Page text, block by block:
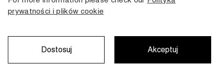
od poniedziałku do piątku
Karta stałego
Klienta
prywatności i plików cookie
Dostosuj Akceptuj